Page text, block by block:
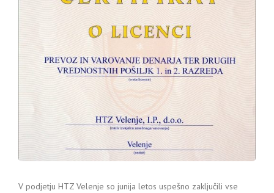
V podjetju HTZ Velenje so junija letos uspešno zaključili vse